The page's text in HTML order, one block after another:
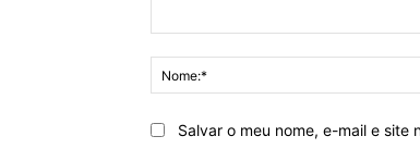
Salvar o meu nome, e-mail e